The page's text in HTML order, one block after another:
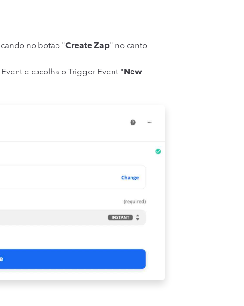
no botão "Create Zap" no canto
e escolha o Trigger Event " New